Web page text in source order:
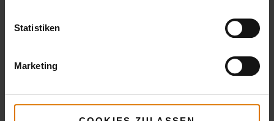
Statistiken
Marketing